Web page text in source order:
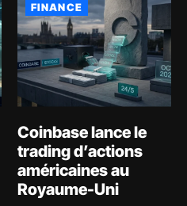
FINANCE
Coinbase lance le
trading d’actions
américaines au
Royaume-Uni